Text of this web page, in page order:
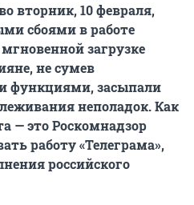
вторник,10 февраля,
сбоями в работе
загрузке
не сумев
функциями, засыпали
неполадок. Как
— это Роскомнадзор
работу «Телеграма»,
российского